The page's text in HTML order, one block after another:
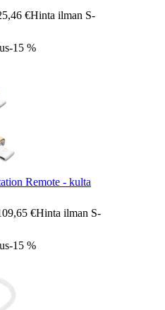
€Hinta ilman S-
-15 %
Remote - kulta
€Hinta ilman S-
-15 %